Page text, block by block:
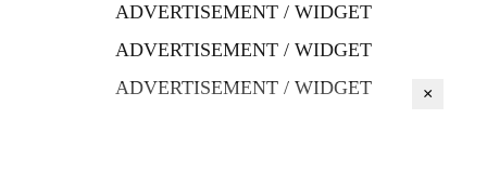
ADVERTISEMENT / WIDGET
ADVERTISEMENT / WIDGET
ADVERTISEMENT / WIDGET
×